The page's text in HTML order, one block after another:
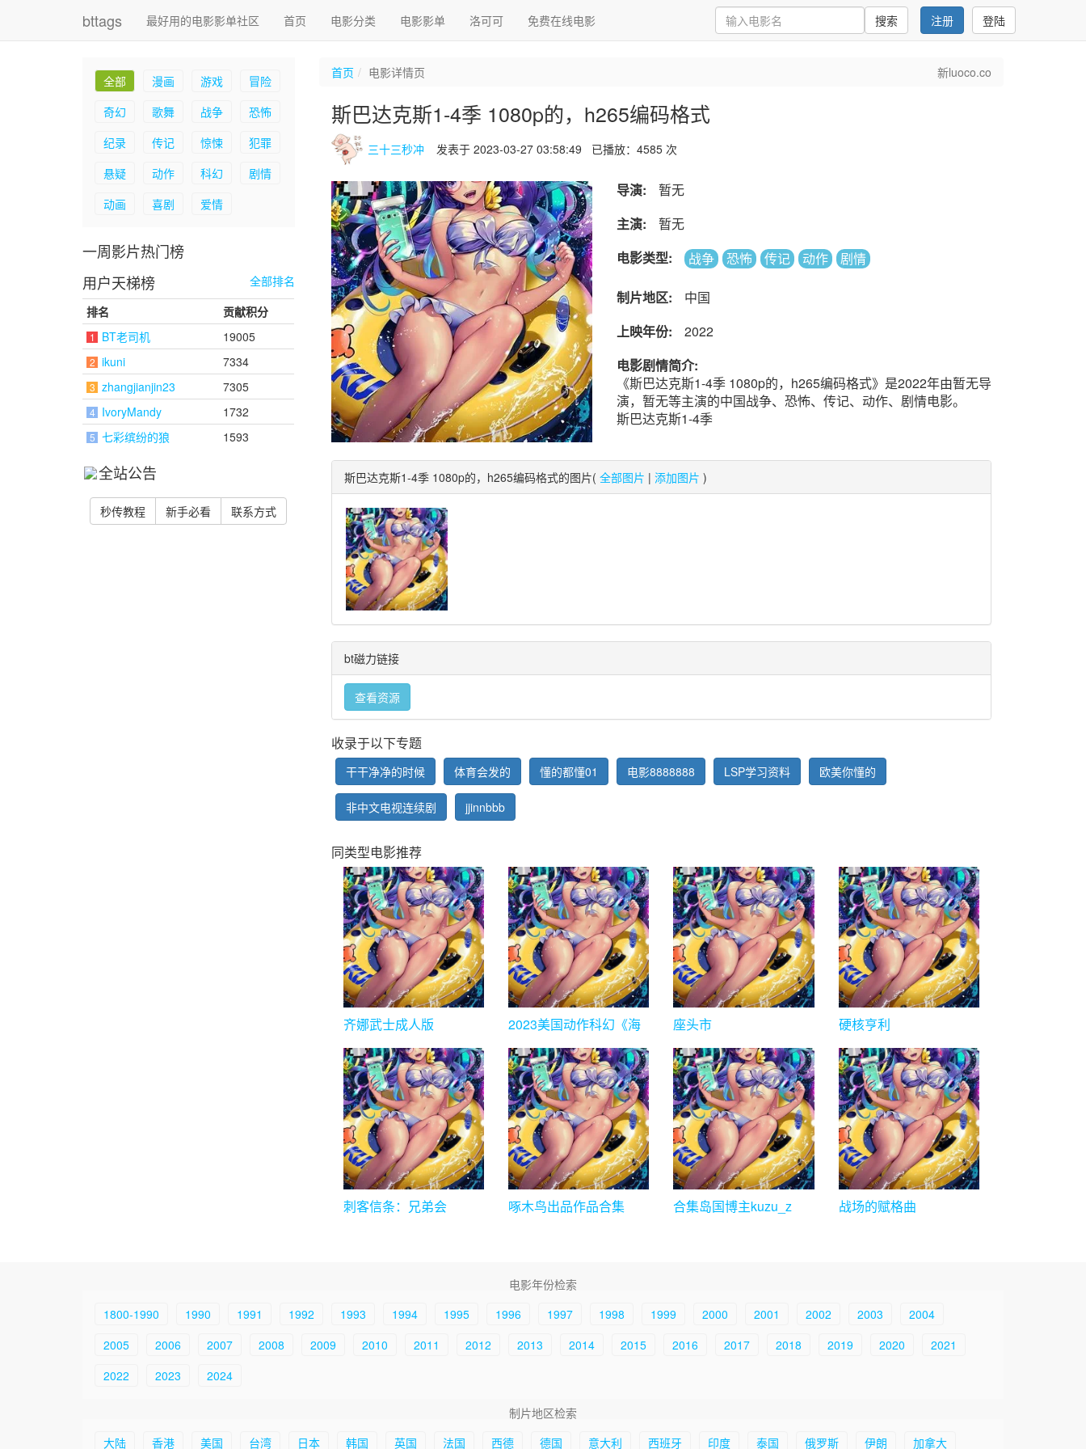
bttags 最好用的电影影单社区 首页 电影分类 电影影单 洛可可 免费在线电影 搜索 注册 登陆
全部 漫画 游戏
冒险
奇幻
歌舞 战争
恐怖
纪录
传记 惊悚
犯罪
悬疑
动作 科幻
剧情
动画
喜剧 爱情
一周影片热门榜
用户天梯榜
全部排名
排名
贡献积分
1 BT老司机 19005
2 ikuni 7334
3 zhangjianjin23 7305
4 IvoryMandy 1732
5 七彩缤纷的狼 1593
全站公告
秒传教程 新手必看 联系方式
首页 电影详情页 新luoco.co
斯巴达克斯1-4季 1080p的，h265编码格式
三十三秒冲 发表于 2023-03-27 03:58:49 已播放：4585 次
导演:
暂无
主演:
暂无
电影类型:
战争 恐怖 传记 动作 剧情
制片地区:
中国
上映年份:
2022
电影剧情简介:
《斯巴达克斯1-4季 1080p的，h265编码格式》是2022年由暂无导
演，暂无等主演的中国战争、恐怖、传记、动作、剧情电影。
斯巴达克斯1-4季
斯巴达克斯1-4季 1080p的，h265编码格式的图片( 全部图片 | 添加图片 )
bt磁力链接
查看资源
收录于以下专题
干干净净的时候 体育会发的 懂的都懂01 电影8888888 LSP学习资料 欧美你懂的
非中文电视连续剧 jjinnbbb
同类型电影推荐
齐娜武士成人版
2023美国动作科幻《海
HD1080p.中英双字
座头市 硬核亨利
刺客信条：兄弟会
啄木鸟出品作品合集
合集岛国博主kuzu_z 战场的赋格曲
电影年份检索
1800-1990
1990 1991 1992 1993 1994 1995 1996 1997 1998 1999 2000 2001 2002 2003
2004
2005
2006 2007 2008 2009 2010 2011 2012 2013 2014 2015 2016 2017 2018 2019 2020
2021
2022
2023 2024
制片地区检索
大陆
香港 美国 台湾 日本 韩国 英国 法国 西德 德国 意大利 西班牙 印度 泰国 俄罗斯 伊朗 加拿大